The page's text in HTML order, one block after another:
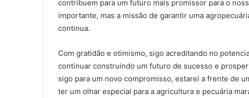
contribuem para um futuro mais promissor para o
importante, mas a missão de garantir uma
continua.
Com gratidão e otimismo, sigo acreditando no
continuar construindo um futuro de sucesso e
sigo para um novo compromisso, estarei a frente de
ter um olhar especial para a agricultura e pecuária